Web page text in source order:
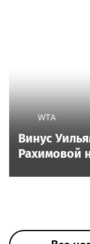
WTA
Винус
Рахимовой